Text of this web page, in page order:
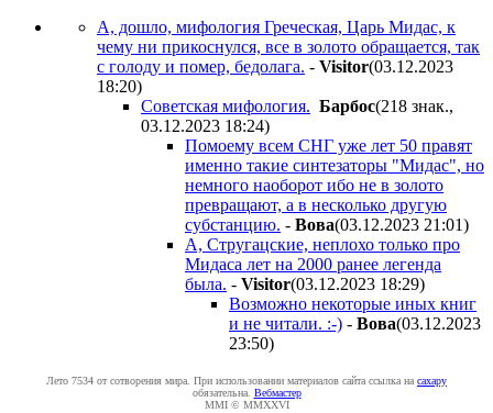
А, дошло, мифология Греческая, Царь Мидас, к
чему ни прикоснулся, все в золото обращается, так
с голоду и помер, бедолага. - Visitor(03.12.2023
18:20)
Советская мифология. Бapбoc(218 знак.,
03.12.2023 18:24)
Помоему всем СНГ уже лет 50 правят
именно такие синтезаторы "Мидас", но
немного наоборот ибо не в золото
превращают, а в несколько другую
субстанцию. - Boвa(03.12.2023 21:01)
А, Стругацские, неплохо только про
Мидаса лет на 2000 ранее легенда
была. - Visitor(03.12.2023 18:29)
Возможно некоторые иных книг
и не читали. :-) - Boвa(03.12.2023
23:50)
Лето 7534 от сотворения мира. При использовании материалов сайта ссылка на caxapу
обязательна. Вебмастер
MMI © MMXXVI